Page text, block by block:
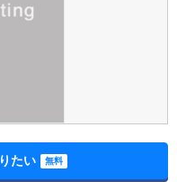
たい